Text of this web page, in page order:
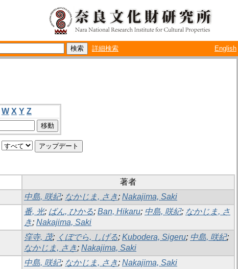
詳細検索 English
W X Y Z
著者
中島, 咲紀; なかじま, さき; Nakajima, Saki
番, 光; ばん, ひかる; Ban, Hikaru; 中島, 咲紀; なかじま, さ
き; Nakajima, Saki
窪寺, 茂; くぼでら, しげる; Kubodera, Sigeru; 中島, 咲紀;
なかじま, さき; Nakajima, Saki
中島, 咲紀; なかじま, さき; Nakajima, Saki